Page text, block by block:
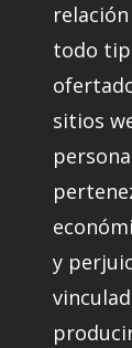
todo
sitios
y